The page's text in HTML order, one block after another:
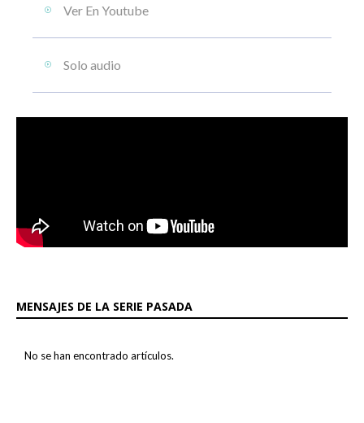
Ver En Youtube
Solo audio
MENSAJES DE LA SERIE PASADA
No se han encontrado artículos.